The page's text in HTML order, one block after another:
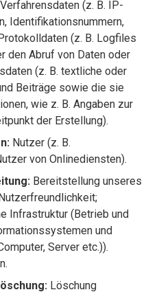
(z. B. IP-
Identifikationsnummern,
(z. B. Logfiles
den Abruf von Daten oder
(z. B. textliche oder
Beiträge sowie die sie
wie z. B. Angaben zur
der Erstellung).
Nutzer (z. B.
von Onlinediensten).
Bereitstellung unseres
Infrastruktur (Betrieb und
und
Server etc.)).
Löschung